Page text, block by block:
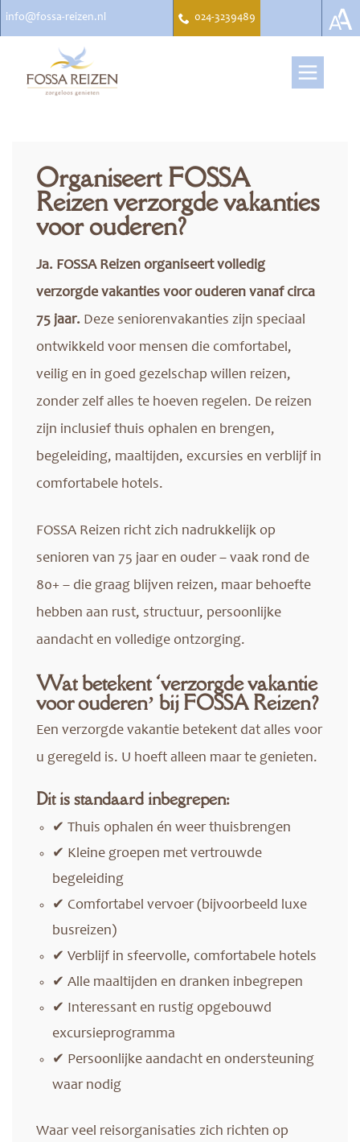
024-3239489
info@fossa-reizen.nl
Organiseert FOSSA
Reizen verzorgde vakanties
voor ouderen?
Ja. FOSSA Reizen organiseert volledig
verzorgde vakanties voor ouderen vanaf circa
75 jaar. Deze seniorenvakanties zijn speciaal
ontwikkeld voor mensen die comfortabel,
veilig en in goed gezelschap willen reizen,
zonder zelf alles te hoeven regelen. De reizen
zijn inclusief thuis ophalen en brengen,
begeleiding, maaltijden, excursies en verblijf in
comfortabele hotels.
FOSSA Reizen richt zich nadrukkelijk op
senioren van 75 jaar en ouder – vaak rond de
80+ – die graag blijven reizen, maar behoefte
hebben aan rust, structuur, persoonlijke
aandacht en volledige ontzorging.
Wat betekent ‘verzorgde vakantie
voor ouderen’ bij FOSSA Reizen?
Een verzorgde vakantie betekent dat alles voor
u geregeld is. U hoeft alleen maar te genieten.
Dit is standaard inbegrepen:
✔ Thuis ophalen én weer thuisbrengen
✔ Kleine groepen met vertrouwde
begeleiding
✔ Comfortabel vervoer (bijvoorbeeld luxe
busreizen)
✔ Verblijf in sfeervolle, comfortabele hotels
✔ Alle maaltijden en dranken inbegrepen
✔ Interessant en rustig opgebouwd
excursieprogramma
✔ Persoonlijke aandacht en ondersteuning
waar nodig
Waar veel reisorganisaties zich richten op